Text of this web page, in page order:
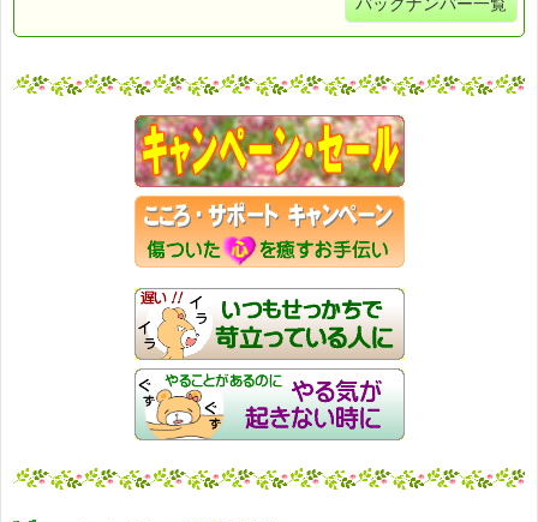
割引クーポン券のプレゼントや、耳より情報をいち早くお届け致
∞∞∞∞∞∞∞∞∞∞∞∞∞∞∞∞∞∞∞∞∞∞∞∞∞∞∞∞∞∞∞∞∞
このメールマガジンのバックナンバーはこちらです
→https://pass-thyme.com/special/maga_back.asp
購読解除はこちらからできます
→https://pass-thyme.com/special/mailmaga.asp
バッチフラワー レメディに出会えて良かった！！
と実感していただくのが私のねがいです。
───────────────────────────────
バッチフラワーレメディ専門店＜ｅパスタイム＞
発行責任者：店長 千葉るみこ
*****@pass-thyme.com
https://pass-thyme.com/
バックナンバー一覧